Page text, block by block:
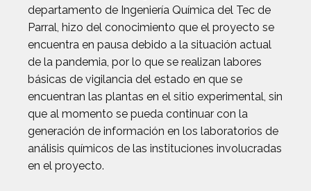
departamento de Ingeniería Química del Tec de
Parral, hizo del conocimiento que el proyecto se
encuentra en pausa debido a la situación actual
de la pandemia, por lo que se realizan labores
básicas de vigilancia del estado en que se
encuentran las plantas en el sitio experimental, sin
que al momento se pueda continuar con la
generación de información en los laboratorios de
análisis químicos de las instituciones involucradas
en el proyecto.